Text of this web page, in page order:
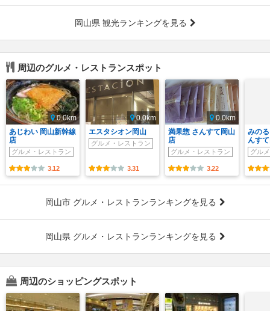
岡山県 観光ランキングを見る
周辺のグルメ・レストランスポット
0.0km
あじわい 岡山新幹線
店
グルメ・レストラン
3.12
0.0km
エスタシオン岡山
グルメ・レストラン
3.31
0.0km
満果惣 さんすて岡山
店
グルメ・レストラン
3.22
みの
んす
グル
岡山市 グルメ・レストランランキングを見る
岡山県 グルメ・レストランランキングを見る
周辺のショッピングスポット